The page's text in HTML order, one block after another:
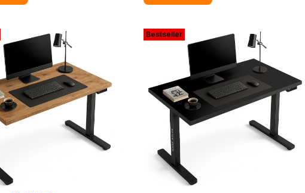
Bestseller